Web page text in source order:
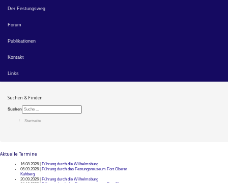
Der Festungsweg
Forum
Publikationen
Kontakt
Links
Suchen & Finden
Suchen
Startseite
Aktuelle Termine
16.08.2026 |
Führung durch die Wilhelmsburg
06.09.2026 |
Führung durch das Festungsmuseum Fort Oberer
Kuhberg
20.09.2026 |
Führung durch die Wilhelmsburg